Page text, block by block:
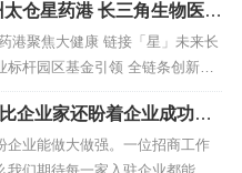
二工区公司开发，104工业地块，
46亩，总建筑面积5.2万㎡，含7
建设中，预计今年第四季度交
...
太仓星药港 长三角生物医药
厂房 出租出售 1000平
港聚焦大健康 链接「星」未来长
标杆园区基金引领 全链条创新载
约1006-6159㎡多种户型 全球招
长三角腹地 18.5万方生物医药产
长三角区域一体化战略机遇，抢
契机，吴中高科创投联合太仓
企业家还盼着企业成功？
企业能做大做强。一位招商工作